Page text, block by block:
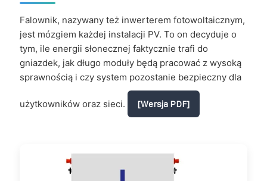
Falownik, nazywany też inwerterem fotowoltaicznym,
jest mózgiem każdej instalacji PV. To on decyduje o
tym, ile energii słonecznej faktycznie trafi do
gniazdek, jak długo moduły będą pracować z wysoką
sprawnością i czy system pozostanie bezpieczny dla
użytkowników oraz sieci. [Wersja PDF]